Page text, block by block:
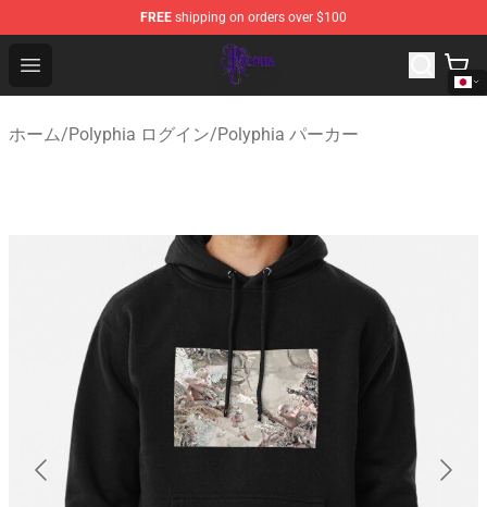
FREE shipping on orders over $100
Open menu
Polyphia Shop - Official Polyphia Merchandise Store
ホーム/Polyphia ログイン/Polyphia パーカー